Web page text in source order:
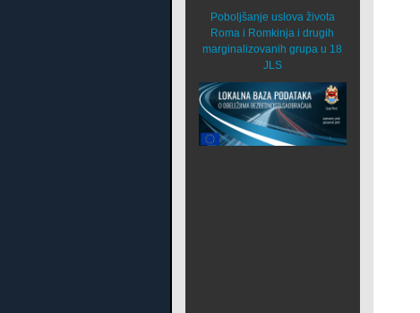
Poboljšanje uslova života
Roma i Romkinja i drugih
marginalizovanih grupa u 18
JLS